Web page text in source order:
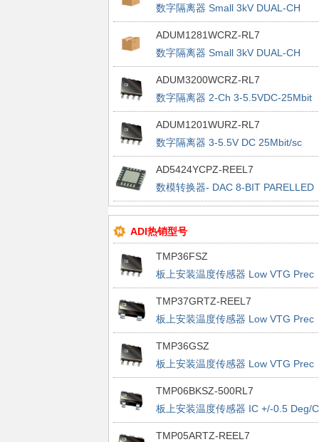
数字隔离器 Small 3kV DUAL-CH
DIGITAL ISOLATORS
ADUM1281WCRZ-RL7
数字隔离器 Small 3kV DUAL-CH
DIGITAL ISOLATORS
ADUM3200WCRZ-RL7
数字隔离器 2-Ch 3-5.5VDC-25Mbit
w/Enhanced ESD
ADUM1201WURZ-RL7
数字隔离器 3-5.5V DC 25Mbit/sc
2Chnl Dgtl 1Txr1Rxr
AD5424YCPZ-REEL7
数模转换器- DAC 8-BIT PARELLED
INTERFACE IC
ADI热销型号
TMP36FSZ
板上安装温度传感器 Low VTG Prec
Vout 2.7-5.5V
TMP37GRTZ-REEL7
板上安装温度传感器 Low VTG Prec
Vout 2.7-5.5V
TMP36GSZ
板上安装温度传感器 Low VTG Prec
Vout 2.7-5.5V
TMP06BKSZ-500RL7
板上安装温度传感器 IC +/-0.5 Deg/C
Accurate PWM
TMP05ARTZ-REEL7